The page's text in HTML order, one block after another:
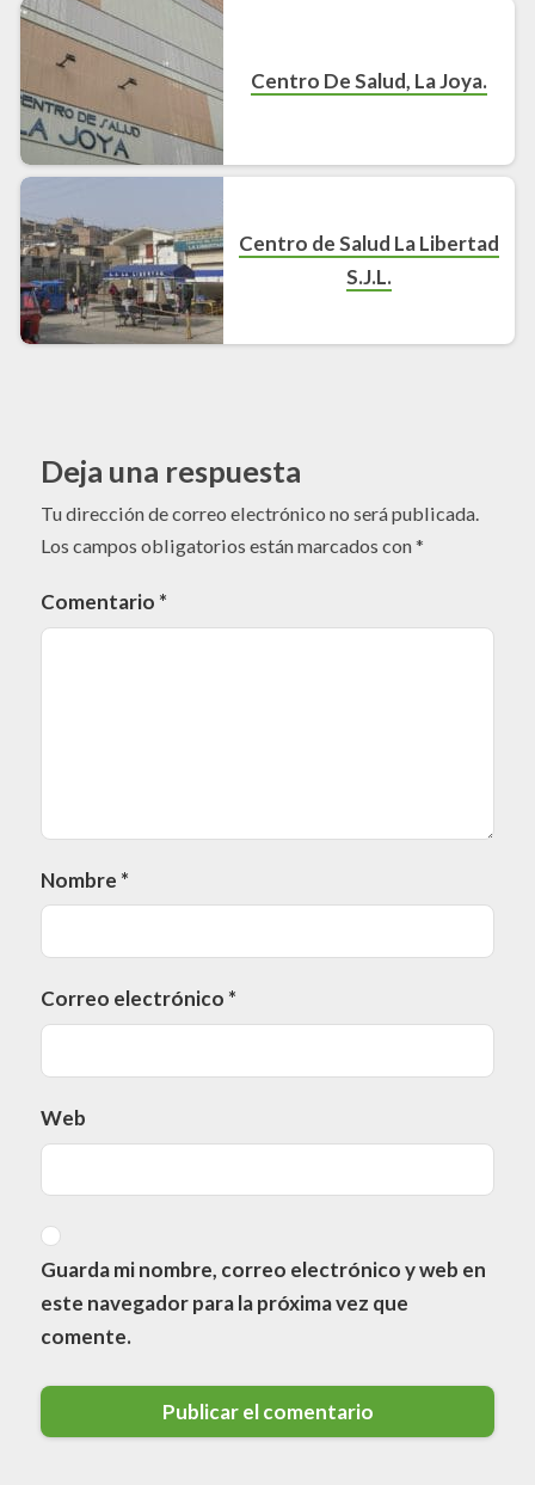
Centro De Salud, La Joya.
Centro de Salud La Libertad
S.J.L.
Deja una respuesta
Tu dirección de correo electrónico no será publicada.
Los campos obligatorios están marcados con*
Comentario *
Nombre *
Correo electrónico *
Web
Guarda mi nombre, correo electrónico y web en
este navegador para la próxima vez que
comente.